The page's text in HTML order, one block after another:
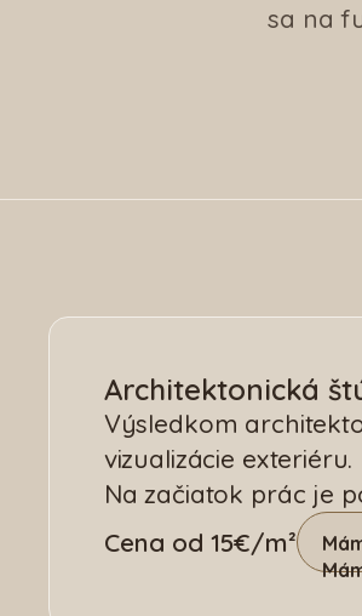
sa na
Architektonická
Výsledkom
vizualizácie exteriéru.
Na začiatok prác je
Cena od 15€/m²